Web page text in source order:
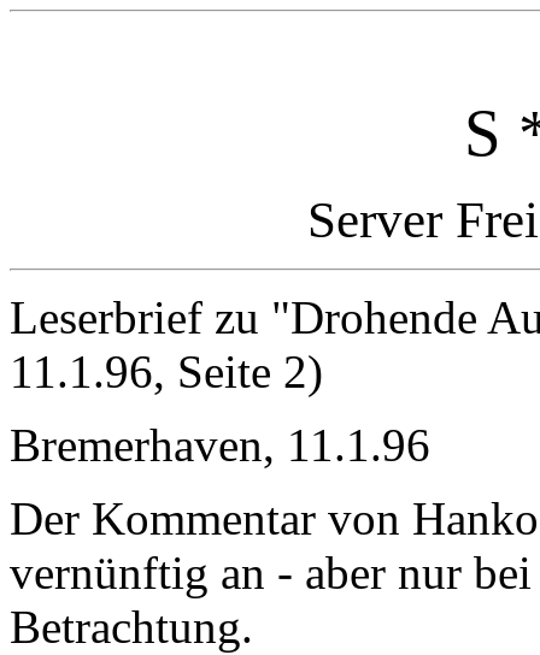
S
Server
Leserbrief zu "Drohende
11.1.96, Seite 2)
Bremerhaven, 11.1.96
Der Kommentar von
vernünftig an - aber nur
Betrachtung.